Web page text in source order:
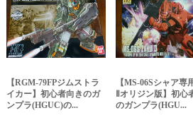
【RGM-79FPジムストラ
イカー】初心者向きのガ
ンプラ(HGUC)の...
【MS-06Sシャア専
Ⅱオリジン版】初心
のガンプラ(HGU...